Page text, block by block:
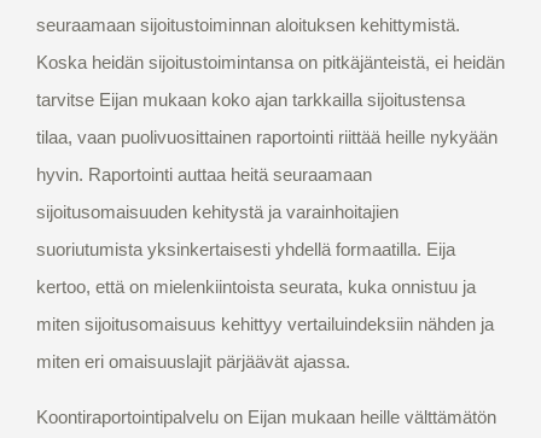
seuraamaan sijoitustoiminnan aloituksen kehittymistä.
Koska heidän sijoitustoimintansa on pitkäjänteistä, ei heidän
tarvitse Eijan mukaan koko ajan tarkkailla sijoitustensa
tilaa, vaan puolivuosittainen raportointi riittää heille nykyään
hyvin. Raportointi auttaa heitä seuraamaan
sijoitusomaisuuden kehitystä ja varainhoitajien
suoriutumista yksinkertaisesti yhdellä formaatilla. Eija
kertoo, että on mielenkiintoista seurata, kuka onnistuu ja
miten sijoitusomaisuus kehittyy vertailuindeksiin nähden ja
miten eri omaisuuslajit pärjäävät ajassa.
Koontiraportointipalvelu on Eijan mukaan heille välttämätön